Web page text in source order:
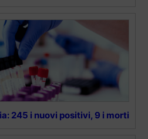
245 i nuovi positivi, 9 i morti